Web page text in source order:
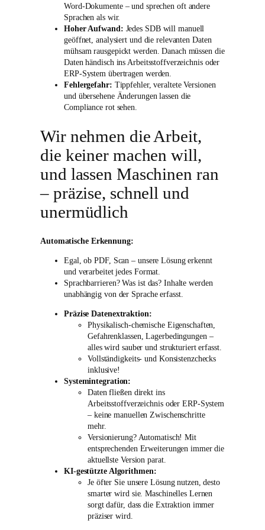
Word-Dokumente – und sprechen oft andere
Sprachen als wir.
Hoher Aufwand: Jedes SDB will manuell
geöffnet, analysiert und die relevanten Daten
mühsam rausgepickt werden. Danach müssen die
Daten händisch ins Arbeitsstoffverzeichnis oder
ERP-System übertragen werden.
Fehlergefahr: Tippfehler, veraltete Versionen
und übersehene Änderungen lassen die
Compliance rot sehen.
Wir nehmen die Arbeit,
die keiner machen will,
und lassen Maschinen ran
– präzise, schnell und
unermüdlich
Automatische Erkennung:
Egal, ob PDF, Scan – unsere Lösung erkennt
und verarbeitet jedes Format.
Sprachbarrieren? Was ist das? Inhalte werden
unabhängig von der Sprache erfasst.
Präzise Datenextraktion:
Physikalisch-chemische Eigenschaften,
Gefahrenklassen, Lagerbedingungen –
alles wird sauber und strukturiert erfasst.
Vollständigkeits- und Konsistenzchecks
inklusive!
Systemintegration:
Daten fließen direkt ins
Arbeitsstoffverzeichnis oder ERP-System
– keine manuellen Zwischenschritte
mehr.
Versionierung? Automatisch! Mit
entsprechenden Erweiterungen immer die
aktuellste Version parat.
KI-gestützte Algorithmen:
Je öfter Sie unsere Lösung nutzen, desto
smarter wird sie. Maschinelles Lernen
sorgt dafür, dass die Extraktion immer
präziser wird.